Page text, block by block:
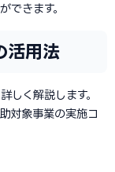
できます。
活用法
しく解説します。
対象事業の実施コ